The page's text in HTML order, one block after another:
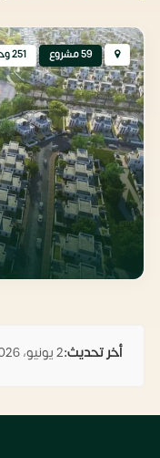
59 مشروع 251 وحدة
أخر تحديث:2 يونيو، 2026